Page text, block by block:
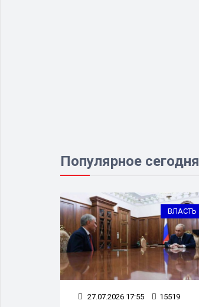
Популярное сегодня
ВЛАСТЬ
27.07.2026 17:55 15519